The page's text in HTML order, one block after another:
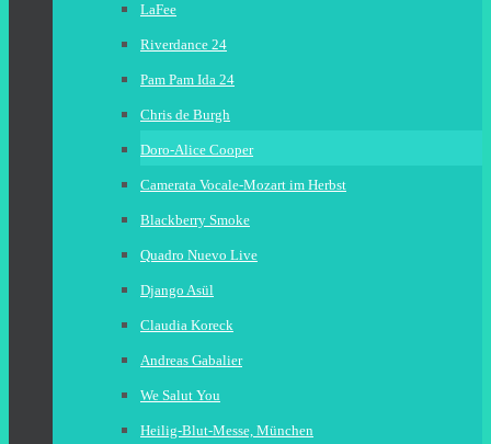
LaFee
Riverdance 24
Pam Pam Ida 24
Chris de Burgh
Doro-Alice Cooper
Camerata Vocale-Mozart im Herbst
Blackberry Smoke
Quadro Nuevo Live
Django Asül
Claudia Koreck
Andreas Gabalier
We Salut You
Heilig-Blut-Messe, München